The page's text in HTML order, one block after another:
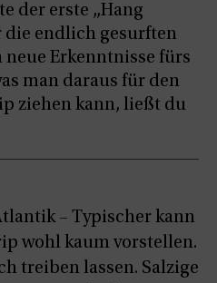
der erste „Hang
endlich gesurften
Erkenntnisse fürs
man daraus für den
ziehen kann, ließt du
– Typischer kann
wohl kaum vorstellen.
treiben lassen. Salzige